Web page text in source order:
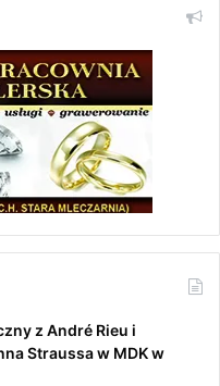
z André Rieu i
Straussa w MDK w